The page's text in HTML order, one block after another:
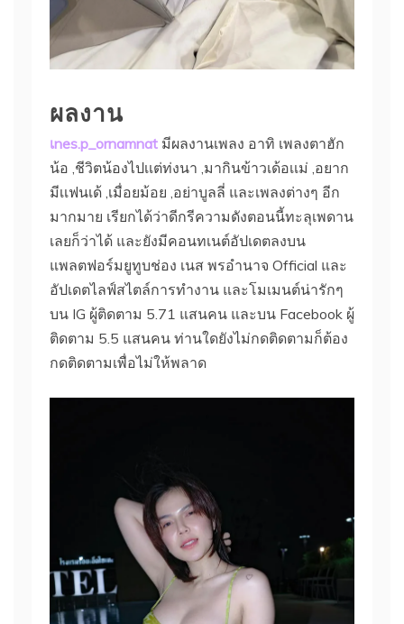
ผลงาน
เnes.p_ornamnat มีผลงานเพลง อาทิ เพลงตาฮัก
น้อ ,ชีวิตน้องไปเเต่ท่งนา ,มากินข้าวเด้อเเม่ ,อยาก
มีเเฟนเด้ ,เมื่อยม้อย ,อย่าบูลลี่ และเพลงต่างๆ อีก
มากมาย เรียกได้ว่าดีกรีความดังตอนนี้ทะลุเพดาน
เลยก็ว่าได้ และยังมีคอนทเนต์อัปเดตลงบน
แพลตฟอร์มยูทูบช่อง เนส พรอํานาจ Official และ
อัปเดตไลฟ์สไตล์การทำงาน และโมเมนต์น่ารักๆ
บน IG ผู้ติดตาม 5.71 แสนคน และบน Facebook ผู้
ติดตาม 5.5 แสนคน ท่านใดยังไม่กดติดตามก็ต้อง
กดติดตามเพื่อไม่ให้พลาด